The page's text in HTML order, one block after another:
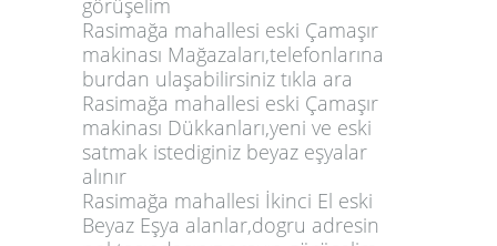
Rasimağa mahallesi eski Çamaşır
makinası Mağazaları,telefonlarına
burdan ulaşabilirsiniz tıkla ara
Rasimağa mahallesi eski Çamaşır
makinası Dükkanları,yeni ve eski
satmak istediginiz beyaz eşyalar
alınır
Rasimağa mahallesi İkinci El eski
Beyaz Eşya alanlar,dogru adresin